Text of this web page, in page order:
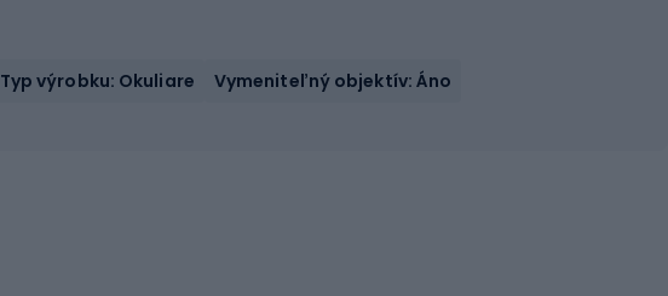
Typ výrobku: Okuliare Vymeniteľný objektív: Áno